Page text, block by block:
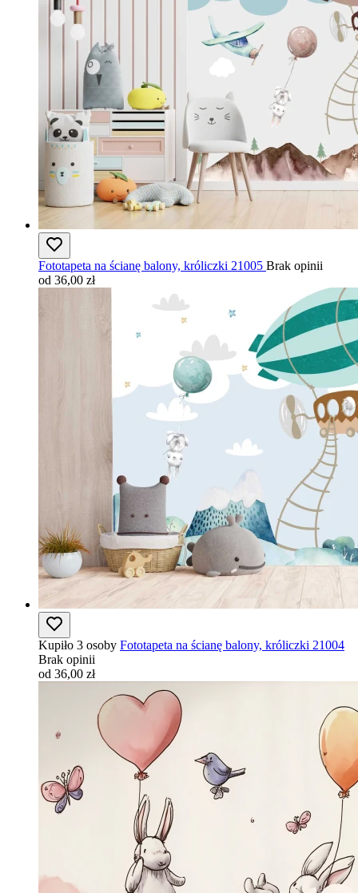
Fototapeta na ścianę balony, króliczki 21005 Brak opinii
od 36,00 zł
Kupiło 3 osoby Fototapeta na ścianę balony, króliczki 21004
Brak opinii
od 36,00 zł